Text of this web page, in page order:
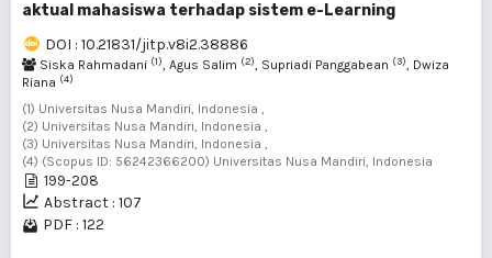
aktual mahasiswa terhadap sistem e-Learning
DOI : 10.21831/jitp.v8i2.38886
Siska Rahmadani (1), Agus Salim (2), Supriadi Panggabean (3), Dwiza
Riana (4)
(1) Universitas Nusa Mandiri, Indonesia ,
(2) Universitas Nusa Mandiri, Indonesia ,
(3) Universitas Nusa Mandiri, Indonesia ,
(4) (Scopus ID: 56242366200) Universitas Nusa Mandiri, Indonesia
199-208
Abstract : 107
PDF : 122